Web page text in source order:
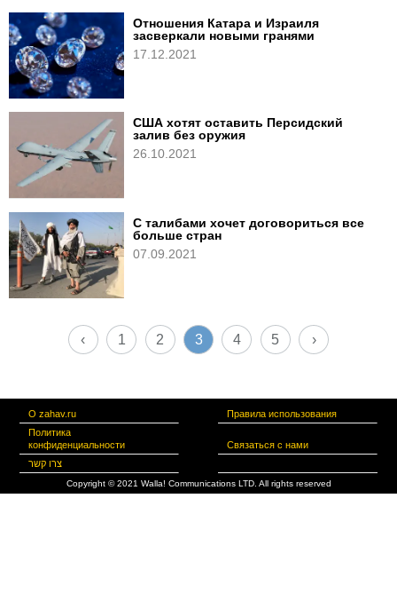
Отношения Катара и Израиля
засверкали новыми гранями
17.12.2021
США хотят оставить Персидский
залив без оружия
26.10.2021
С талибами хочет договориться все
больше стран
07.09.2021
‹ 1 2 3 4 5 ›
О zahav.ru
Правила использования
Политика
конфиденциальности
Связаться с нами
צרו קשר
Copyright © 2021 Walla! Communications LTD. All rights reserved